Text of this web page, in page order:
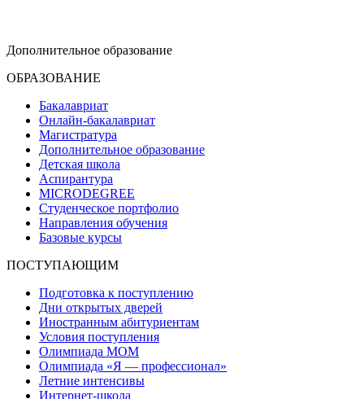
Дополнительное образование
ОБРАЗОВАНИЕ
Бакалавриат
Онлайн-бакалавриат
Магистратура
Дополнительное образование
Детская школа
Аспирантура
MICRODEGREE
Студенческое портфолио
Направления обучения
Базовые курсы
ПОСТУПАЮЩИМ
Подготовка к поступлению
Дни открытых дверей
Иностранным абитуриентам
Условия поступления
Олимпиада МОМ
Олимпиада «Я — профессионал»
Летние интенсивы
Интернет-школа